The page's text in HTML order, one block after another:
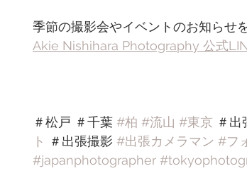
季節の撮影会やイベントのお知らせ
Akie Nishihara Photography 公式
＃松戸 ＃千葉 #柏 #流山 #東京 ＃
ト
＃出張撮影 #出張カメラマン #フ
#japanphotographer